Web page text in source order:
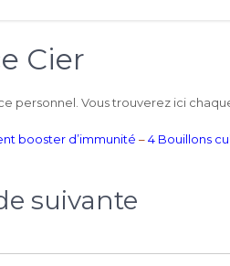
Cier
personnel. Vous trouverez ici
booster d’immunité –4 Bouillons
suivante